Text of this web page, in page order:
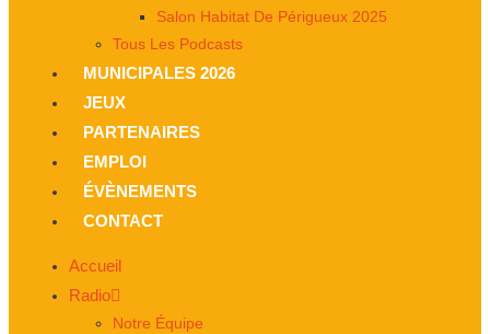
Salon Habitat De Périgueux 2025
Tous Les Podcasts
MUNICIPALES 2026
JEUX
PARTENAIRES
EMPLOI
ÉVÈNEMENTS
CONTACT
Accueil
Radio
Notre Équipe